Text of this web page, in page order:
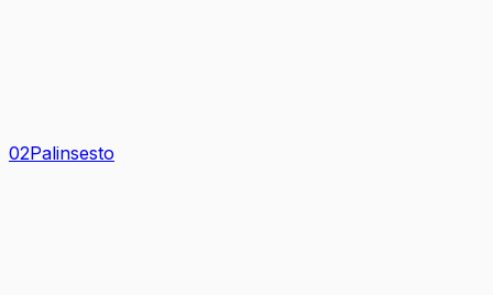
02Palinsesto